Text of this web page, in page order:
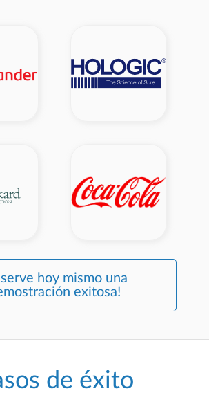
hoy mismo una
exitosa!
de éxito